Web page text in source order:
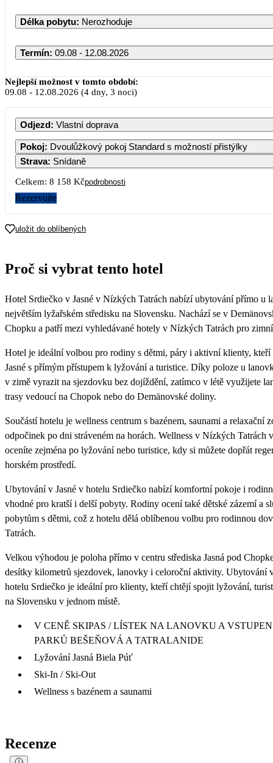
Délka pobytu: Nerozhoduje
Termín: 09.08 - 12.08.2026
Srpen 2026
PO ÚT ST ČT PÁ SO
1
3 4 5 6 7 8
2 719 2 719 2 719 2 719 2 719 2 719 2
24 25 26
31
2 779
Nejlepší možnost v tomto období:
09.08 - 12.08.2026 (4 dny, 3 noci)
Odjezd: Vlastní doprava
Pokoj: Dvoulůžkový pokoj Standard s možností přistýlky
Strava: Snídaně
Celkem: 8 158 Kčpodrobnosti
Rezervujte
uložit do oblíbených
Proč si vybrat tento hotel
Hotel Srdiečko v Jasné v Nízkých Tatrách nabízí ubytování přímo u
největším lyžařském středisku na Slovensku. Nachází se v
Chopku a patří mezi vyhledávané hotely v Nízkých Tatrách pro
Hotel je ideální volbou pro rodiny s dětmi, páry i aktivní klienty,
Jasné s přímým přístupem k lyžování a turistice. Díky poloze u
v zimě vyrazit na sjezdovku bez dojíždění, zatímco v létě využijete
trasy vedoucí na Chopok nebo do Demänovské doliny.
Součástí hotelu je wellness centrum s bazénem, saunami a relaxační
odpočinek po dni stráveném na horách. Wellness v Nízkých Tatrách
oceníte zejména po lyžování nebo turistice, kdy si můžete dopřát
horském prostředí.
Ubytování v Jasné v hotelu Srdiečko nabízí komfortní pokoje i
vhodné pro kratší i delší pobyty. Rodiny ocení také dětské zázemí a
pobytům s dětmi, což z hotelu dělá oblíbenou volbu pro rodinnou
Tatrách.
Velkou výhodou je poloha přímo v centru střediska Jasná pod
desítky kilometrů sjezdovek, lanovky i celoroční aktivity. Ubytování
hotelu Srdiečko je ideální pro klienty, kteří chtějí spojit lyžování,
na Slovensku v jednom místě.
V CENĚ SKIPAS / LÍSTEK NA LANOVKU A
PARKŮ BEŠEŇOVÁ A TATRALANIDE
Lyžování Jasná Biela Púť
Ski-In / Ski-Out
Wellness s bazénem a saunami
Recenze